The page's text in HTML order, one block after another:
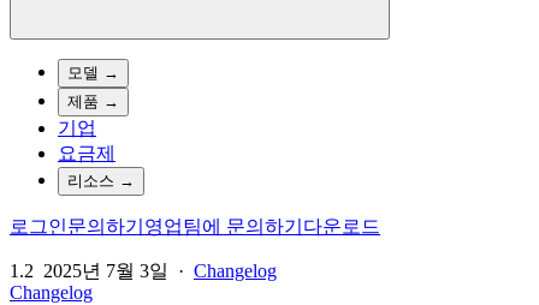
모델 →
제품 →
기업
요금제
리소스 →
로그인문의하기 영업팀에 문의하기 다운로드
1.2 2025년 7월 3일 · Changelog
Changelog